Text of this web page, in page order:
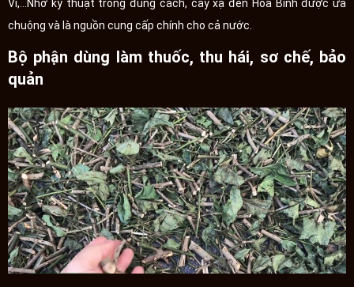
Vì,...Nhờ kỹ thuật trồng đúng cách, cây xạ đen Hòa Bình được ưa
chuộng và là nguồn cung cấp chính cho cả nước.
Bộ phận dùng làm thuốc, thu hái, sơ chế, bảo
quản